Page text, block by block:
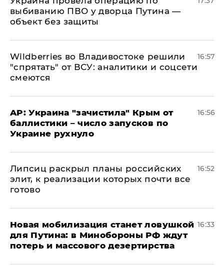
выбиванию ПВО у дворца Путина —
объект без защиты
Wildberries во Владивостоке решили
"спрятать" от ВСУ: аналитики и соцсети
смеются
16:57
AP: Украина "зачистила" Крым от
баллистики – число запусков по
Украине рухнуло
16:56
Липсиц раскрыл планы российских
элит, к реализации которых почти все
готово
16:52
​Новая мобилизация станет ловушкой
для Путина: в Минобороны РФ ждут
потерь и массового дезертирства
16:33